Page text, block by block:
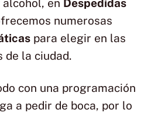
en Despedidas
numerosas
para elegir en las
de la ciudad.
con una programación
a pedir de boca, por lo